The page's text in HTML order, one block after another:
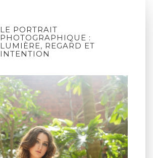
LE PORTRAIT
PHOTOGRAPHIQUE :
LUMIÈRE, REGARD ET
INTENTION